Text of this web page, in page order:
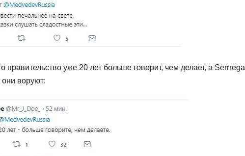
правительство уже 20 лет больше говорит, чем делает, а Serrrega
они воруют: